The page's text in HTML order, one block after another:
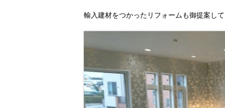
輸入建材をつかったリフォームも御提案し